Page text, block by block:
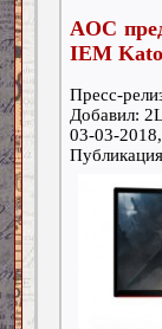
AOC
IEM
Пресс-
Добавил:
03-03-